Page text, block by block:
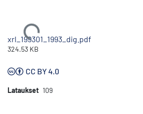
Ladataan...
xrl_199301_1993_dig.pdf
324.53 KB
CC BY 4.0
Lataukset 109